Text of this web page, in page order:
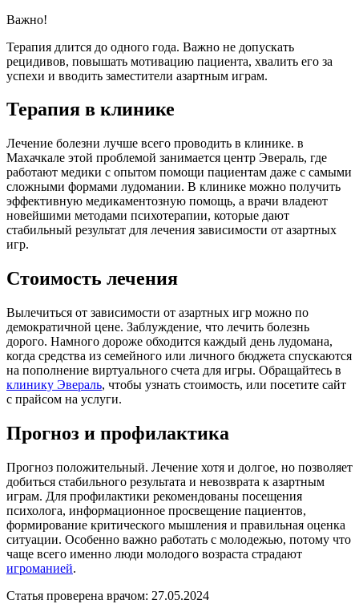
Важно!
Терапия длится до одного года. Важно не допускать
рецидивов, повышать мотивацию пациента, хвалить его за
успехи и вводить заместители азартным играм.
Терапия в клинике
Лечение болезни лучше всего проводить в клинике. в
Махачкале этой проблемой занимается центр Эвераль, где
работают медики с опытом помощи пациентам даже с самыми
сложными формами лудомании. В клинике можно получить
эффективную медикаментозную помощь, а врачи владеют
новейшими методами психотерапии, которые дают
стабильный результат для лечения зависимости от азартных
игр.
Стоимость лечения
Вылечиться от зависимости от азартных игр можно по
демократичной цене. Заблуждение, что лечить болезнь
дорого. Намного дороже обходится каждый день лудомана,
когда средства из семейного или личного бюджета спускаются
на пополнение виртуального счета для игры. Обращайтесь в
клинику Эвераль, чтобы узнать стоимость, или посетите сайт
с прайсом на услуги.
Прогноз и профилактика
Прогноз положительный. Лечение хотя и долгое, но позволяет
добиться стабильного результата и невозврата к азартным
играм. Для профилактики рекомендованы посещения
психолога, информационное просвещение пациентов,
формирование критического мышления и правильная оценка
ситуации. Особенно важно работать с молодежью, потому что
чаще всего именно люди молодого возраста страдают
игроманией.
Статья проверена врачом: 27.05.2024